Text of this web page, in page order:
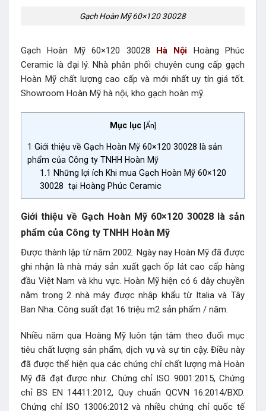
Gạch Hoàn Mỹ 60×120 30028
Gạch Hoàn Mỹ 60×120 30028 Hà Nội Hoàng Phúc
Ceramic là đại lý. Nhà phân phối chuyên cung cấp gạch
Hoàn Mỹ chất lượng cao cấp và mới nhất uy tín giá tốt.
Showroom Hoàn Mỹ hà nội, kho gạch hoàn mỹ.
Mục lục [Ẩn]
1 Giới thiệu về Gạch Hoàn Mỹ 60×120 30028 là sản
phẩm của Công ty TNHH Hoàn Mỹ
1.1 Những lợi ích Khi mua Gạch Hoàn Mỹ 60×120
30028 tại Hoàng Phúc Ceramic
Giới thiệu về Gạch Hoàn Mỹ 60×120 30028 là sản
phẩm của Công ty TNHH Hoàn Mỹ
Được thành lập từ năm 2002. Ngày nay Hoàn Mỹ đã được
ghi nhận là nhà máy sản xuất gạch ốp lát cao cấp hàng
đầu Việt Nam và khu vực. Hoàn Mỹ hiện có 6 dây chuyền
nằm trong 2 nhà máy được nhập khẩu từ Italia và Tây
Ban Nha. Công suất đạt 16 triệu m2 sản phẩm / năm.
Nhiều năm qua Hoàng Mỹ luôn tận tâm theo đuổi mục
tiêu chất lượng sản phẩm, dịch vụ và sự tin cậy. Điều này
đã được thể hiện qua các chứng chỉ chất lượng mà Hoàn
Mỹ đã đạt được như. Chứng chỉ ISO 9001:2015, Chứng
chỉ BS EN 14411:2012, Quy chuẩn QCVN 16:2014/BXD.
Chứng chỉ ISO 13006:2012 và nhiều chứng chỉ quốc tế